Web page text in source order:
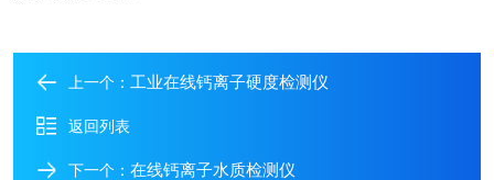
上一个： 工业在线钙离子硬度检测仪
返回列表
下一个： 在线钙离子水质检测仪